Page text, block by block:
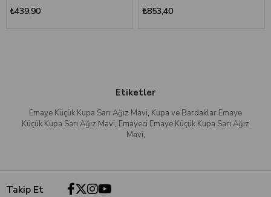
₺439,90 ₺853,40
Etiketler
Emaye Küçük Kupa Sarı Ağız Mavi, Kupa ve Bardaklar Emaye
Küçük Kupa Sarı Ağız Mavi, Emayeci Emaye Küçük Kupa Sarı Ağız
Mavi,
Takip Et